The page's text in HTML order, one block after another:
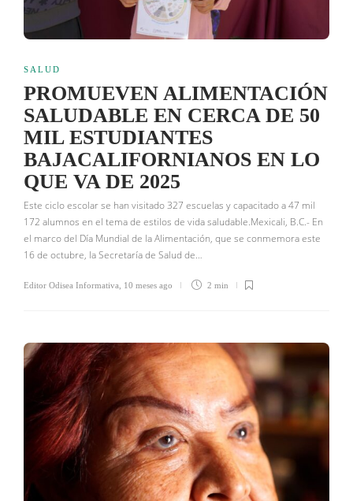
SALUD
PROMUEVEN ALIMENTACIÓN
SALUDABLE EN CERCA DE 50
MIL ESTUDIANTES
BAJACALIFORNIANOS EN LO
QUE VA DE 2025
Este ciclo escolar se han visitado 327 escuelas y capacitado a 47 mil
172 alumnos en el tema de estilos de vida saludable.Mexicali, B.C.- En
el marco del Día Mundial de la Alimentación, que se conmemora este
16 de octubre, la Secretaría de Salud de…
Editor Odisea Informativa 10 meses ago 2 min